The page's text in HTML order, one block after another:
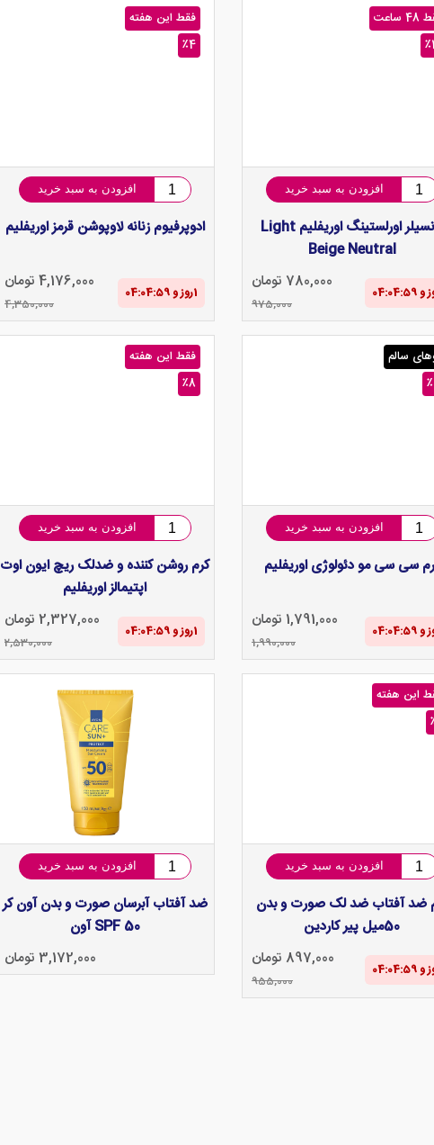
افزودن به سبد خرید
کانسیلر اورلستینگ اوریفلیم Light
Beige Neutral
780,000 تومان
975,000
٪4
فقط این هفته
افزودن به سبد خرید
ادوپرفیوم زنانه لاوپوشن قرمز اوریفلیم
1‌روز و 04:04‌:‌58 4,176,000 تومان
4,350,000
سالم
افزودن به سبد خرید
سی سی مو دئولوژی اوریفلیم
1,791,000 تومان
1,990,000
٪8
فقط این هفته
افزودن به سبد خرید
کرم روشن کننده و ضدلک ریچ ایون اوت
اپتیمالز اوریفلیم
1‌روز و 04:04‌:‌58 2,327,000 تومان
2,530,000
این هفته
افزودن به سبد خرید
ضد آفتاب ضد لک صورت و بدن
50میل پیر کاردین
897,000 تومان
955,000
افزودن به سبد خرید
ضد آفتاب آبرسان صورت و بدن آون کر
SPF 50 آون
3,172,000 تومان